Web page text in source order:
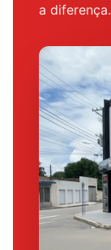
a diferença.